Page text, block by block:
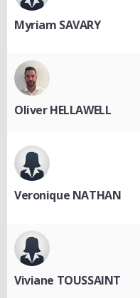
Myriam SAVARY
Oliver HELLAWELL
Veronique NATHAN
Viviane TOUSSAINT